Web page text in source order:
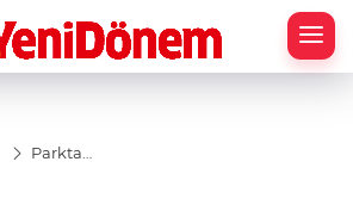
Parktaki